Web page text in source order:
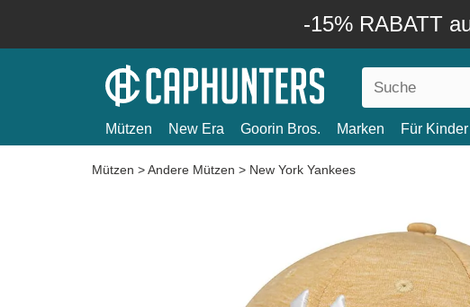
-15% RABATT
Mützen New Era Goorin Bros. Marken Für Kinder
Mützen >Andere Mützen > New York Yankees